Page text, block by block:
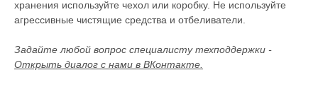
хранения используйте чехол или коробку. Не используйте
агрессивные чистящие средства и отбеливатели.
Задайте любой вопрос специалисту техподдержки -
Открыть диалог с нами в ВКонтакте.